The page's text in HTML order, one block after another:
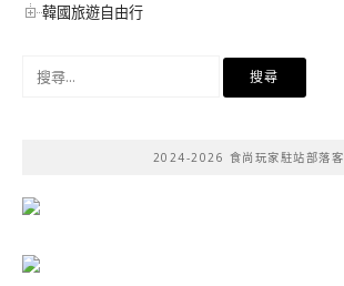
韓國旅遊自由行
2024-2026 食尚玩家駐站部落客